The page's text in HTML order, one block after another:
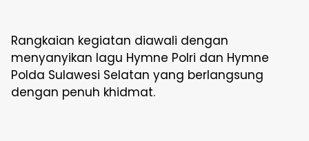
Rangkaian kegiatan diawali dengan
menyanyikan lagu Hymne Polri dan Hymne
Polda Sulawesi Selatan yang berlangsung
dengan penuh khidmat.